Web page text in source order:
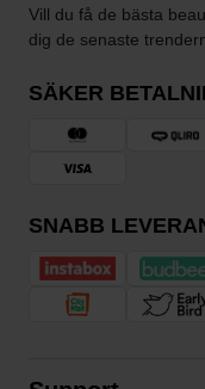
Vill du få de bästa
dig de senaste
SÄKER
SNABB